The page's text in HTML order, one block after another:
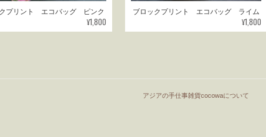
プリント エコバッグ ピンク
¥1,800
ブロックプリント エコバッグ ライム
¥1,800
アジアの手仕事雑貨cocowaについて